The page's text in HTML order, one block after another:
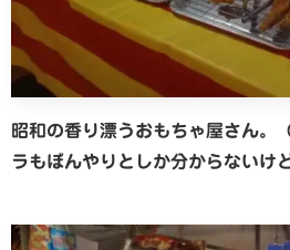
昭和の香り漂うおもちゃ屋さん。
ラもぼんやりとしか分からないけ